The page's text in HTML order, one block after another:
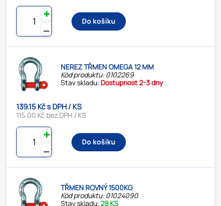
⚊
✚
Do košíku
NEREZ TŘMEN OMEGA 12 MM
Kód produktu: 0102269
Stav skladu: Dostupnost 2-3 dny
139.15 Kč s DPH / KS
115.00 Kč bez DPH / KS
⚊
✚
Do košíku
TŘMEN ROVNÝ 1500KG
Kód produktu: 01024090
Stav skladu:28 KS